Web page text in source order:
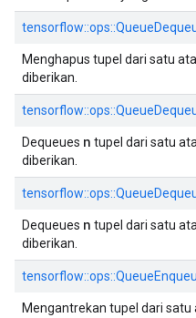
Menghapus tupel dari satu
diberikan.
Dequeues n tupel dari satu
diberikan.
Dequeues n tupel dari satu
diberikan.
Mengantrekan tupel dari